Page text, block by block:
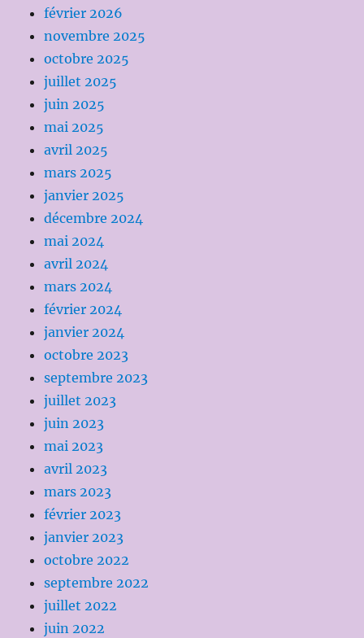
février 2026
novembre 2025
octobre 2025
juillet 2025
juin 2025
mai 2025
avril 2025
mars 2025
janvier 2025
décembre 2024
mai 2024
avril 2024
mars 2024
février 2024
janvier 2024
octobre 2023
septembre 2023
juillet 2023
juin 2023
mai 2023
avril 2023
mars 2023
février 2023
janvier 2023
octobre 2022
septembre 2022
juillet 2022
juin 2022